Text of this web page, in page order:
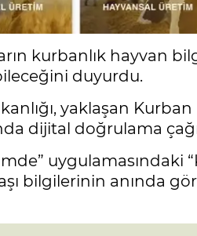
kurbanlık hayvan
duyurdu.
yaklaşan
dijital doğrulama
uygulamasındaki
bilgilerinin anında